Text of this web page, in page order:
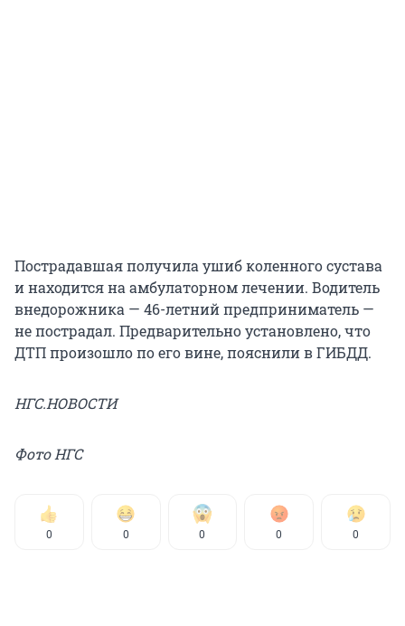
Пострадавшая получила ушиб коленного сустава
и находится на амбулаторном лечении. Водитель
внедорожника — 46-летний предприниматель —
не пострадал. Предварительно установлено, что
ДТП произошло по его вине, пояснили в ГИБДД.
НГС.НОВОСТИ
Фото НГС
0 0 0 0 0